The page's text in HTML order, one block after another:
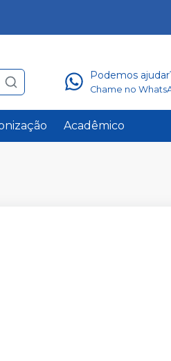
Podemos
Chame no
Acadêmico